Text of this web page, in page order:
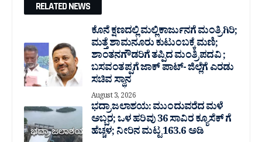
RELATED NEWS
ಕೊನೆ ಕ್ಷಣದಲ್ಲಿ ಮಲ್ಲಿಕಾರ್ಜುನಗೆ ಮಂತ್ರಿಗಿರಿ;
ಮತ್ತೆ ಶಾಮನೂರು ಕುಟುಂಬಕ್ಕೆ ಮಣಿ;
ಶಾಂತನಗೌಡರಿಗೆ ತಪ್ಪಿದ ಮಂತ್ರಿ ಪದವಿ ;
ಬಸವಂತಪ್ಪಗೆ ಜಾಕ್ ಪಾಟ್- ಜಿಲ್ಲೆಗೆ ಎರಡು
ಸಚಿವ ಸ್ಥಾನ
August 3, 2026
ಭದ್ರಾ ಜಲಾಶಯ: ಮುಂದುವರೆದ ಮಳೆ
ಅಬ್ಬರ; ಒಳ ಹರಿವು 36 ಸಾವಿರ‌ ಕ್ಯೂಸೆಕ್ ಗೆ
ಹೆಚ್ಚಳ; ನೀರಿನ ಮಟ್ಟ 163.6 ಅಡಿ